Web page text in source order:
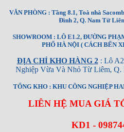
VĂN PHÒNG : Tầng 8.1, Toà nhà
Đình 2, Q. Nam Từ
SHOWROOM : LÔ E1.2, ĐƯỜNG
PHỐ HÀ NỘI ( CÁCH BẾN
ĐỊA CHỈ KHO HÀNG 2: Lô
Nghiệp Vừa Và Nhỏ Từ Liêm, Q.
TỔNG KHO : KHU CÔNG NGHIỆP
LIÊN HỆ MUA GIÁ
KD1 -